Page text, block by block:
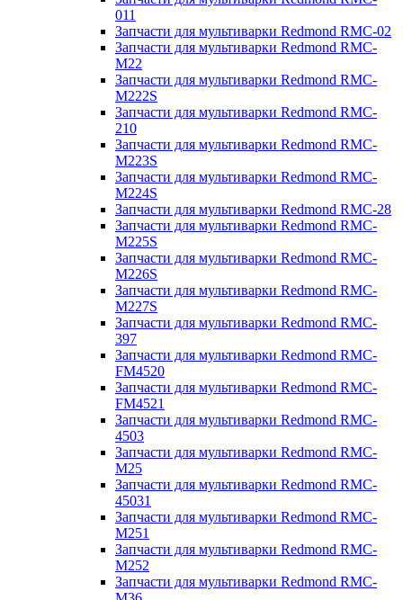
011
Запчасти для мультиварки Redmond RMC-02
Запчасти для мультиварки Redmond RMC-
M22
Запчасти для мультиварки Redmond RMC-
M222S
Запчасти для мультиварки Redmond RMC-
210
Запчасти для мультиварки Redmond RMC-
M223S
Запчасти для мультиварки Redmond RMC-
M224S
Запчасти для мультиварки Redmond RMC-28
Запчасти для мультиварки Redmond RMC-
M225S
Запчасти для мультиварки Redmond RMC-
M226S
Запчасти для мультиварки Redmond RMC-
M227S
Запчасти для мультиварки Redmond RMC-
397
Запчасти для мультиварки Redmond RMC-
FM4520
Запчасти для мультиварки Redmond RMC-
FM4521
Запчасти для мультиварки Redmond RMC-
4503
Запчасти для мультиварки Redmond RMC-
M25
Запчасти для мультиварки Redmond RMC-
45031
Запчасти для мультиварки Redmond RMC-
M251
Запчасти для мультиварки Redmond RMC-
M252
Запчасти для мультиварки Redmond RMC-